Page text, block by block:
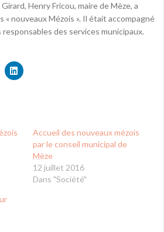
Henry Fricou, maire de Mèze, a
« nouveaux Mézois ». Il était accompagné
des services municipaux.
Accueil des nouveaux mézois
par le conseil municipal de
Mèze
12 juillet 2016
Dans "Société"